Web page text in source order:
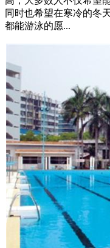
同时也希望在寒冷的冬
都能游泳的愿...